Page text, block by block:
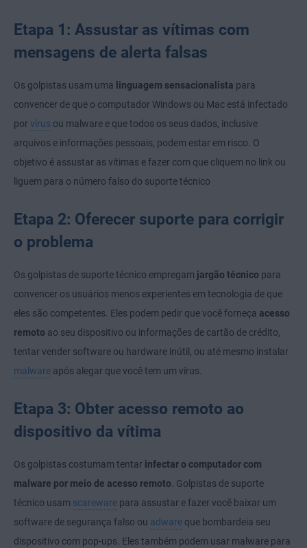
Etapa 1: Assustar as vítimas com
mensagens de alerta falsas
Os golpistas usam uma linguagem sensacionalista para
convencer de que o computador Windows ou Mac está infectado
por vírus ou malware e que todos os seus dados, inclusive
arquivos e informações pessoais, podem estar em risco. O
objetivo é assustar as vítimas e fazer com que cliquem no link ou
liguem para o número falso do suporte técnico
Etapa 2: Oferecer suporte para corrigir
o problema
Os golpistas de suporte técnico empregam jargão técnico para
convencer os usuários menos experientes em tecnologia de que
eles são competentes. Eles podem pedir que você forneça acesso
remoto ao seu dispositivo ou informações de cartão de crédito,
tentar vender software ou hardware inútil, ou até mesmo instalar
malware após alegar que você tem um vírus.
Etapa 3: Obter acesso remoto ao
dispositivo da vítima
Os golpistas costumam tentar infectar o computador com
malware por meio de acesso remoto. Golpistas de suporte
técnico usam scareware para assustar e fazer você baixar um
software de segurança falso ou adware que bombardeia seu
dispositivo com pop-ups. Eles também podem usar malware para